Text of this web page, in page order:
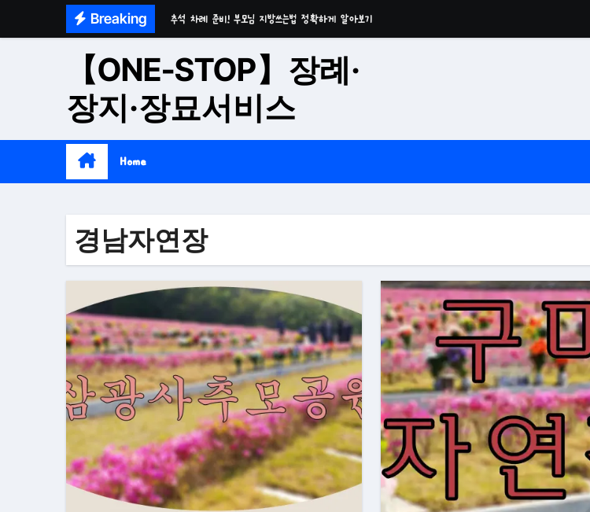
Breaking 추석 차례 준비! 부모님 지방쓰는법 정확하게 알아보기
시간이 흘러도 변함없는 가치 성주 추모공원
치유와 위로의 공간 기독교전용 김천 납골당
재단법인 효심추모공원(현 삼랑진추모공원)
【ONE-STOP】장례·
장지·장묘서비스
Home
경남자연장